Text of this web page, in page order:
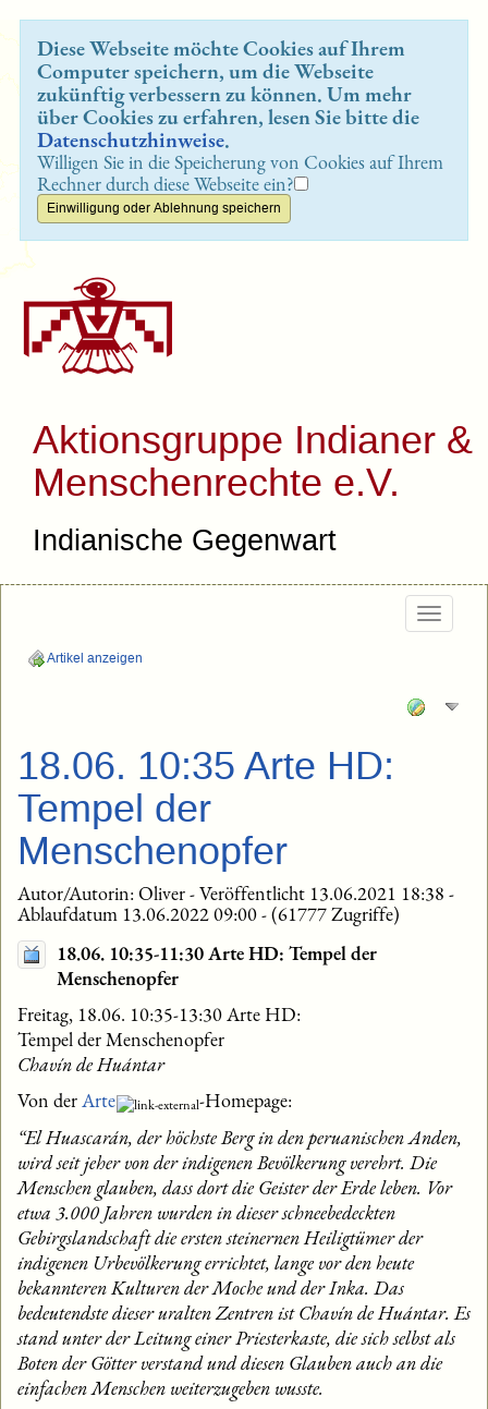
Diese Webseite möchte Cookies auf Ihrem
Computer speichern, um die Webseite
zukünftig verbessern zu können. Um mehr
über Cookies zu erfahren, lesen Sie bitte die
Datenschutzhinweise.
Willigen Sie in die Speicherung von Cookies auf Ihrem
Rechner durch diese Webseite ein?
Aktionsgruppe Indianer &
Menschenrechte e.V.
Indianische Gegenwart
Artikel anzeigen
18.06. 10:35 Arte HD:
Tempel der
Menschenopfer
Autor/Autorin: Oliver - Veröffentlicht 13.06.2021 18:38 -
Ablaufdatum 13.06.2022 09:00 - (61777 Zugriffe)
18.06. 10:35-11:30 Arte HD: Tempel der
Menschenopfer
Freitag, 18.06. 10:35-13:30 Arte HD:
Tempel der Menschenopfer
Chavín de Huántar
Von derArte
-Homepage:
“El Huascarán, der höchste Berg in den peruanischen Anden,
wird seit jeher von der indigenen Bevölkerung verehrt. Die
Menschen glauben, dass dort die Geister der Erde leben. Vor
etwa 3.000 Jahren wurden in dieser schneebedeckten
Gebirgslandschaft die ersten steinernen Heiligtümer der
indigenen Urbevölkerung errichtet, lange vor den heute
bekannteren Kulturen der Moche und der Inka. Das
bedeutendste dieser uralten Zentren ist Chavín de Huántar. Es
stand unter der Leitung einer Priesterkaste, die sich selbst als
Boten der Götter verstand und diesen Glauben auch an die
einfachen Menschen weiterzugeben wusste.